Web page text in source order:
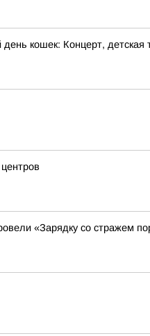
кошек: Концерт,
«Зарядку со стражем